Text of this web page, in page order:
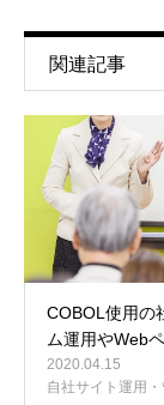
関連記事
COBOL使用の
ム運用やWeb
2020.04.15
自社サイト運用・